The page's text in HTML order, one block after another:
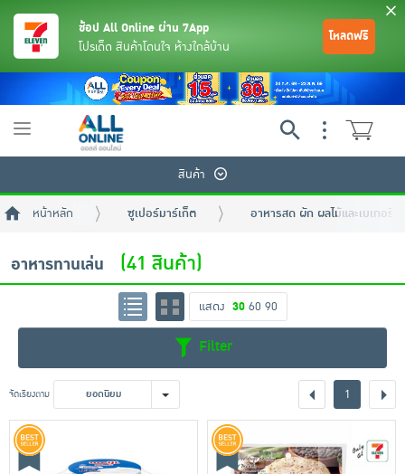
เครื่องดื่มและผงชงดื่ม
เครื่องปรุงรสและของแห้ง
ขนมขบเคี้ยว และช็อคโกแลต
พระเครื่อง test pop
ช้อป All Online ผ่าน 7App
โปรเด็ด สินค้าโดนใจ ห้างใกล้บ้าน
โหลดฟรี
Toggle
สินค้า
หน้าหลัก ซูเปอร์มาร์เก็ต อาหารสด ผัก ผลไม้และเบเกอรี่
อาหารทานเล่น (41 สินค้า)
แสดง 30 60 90
Filter
จัดเรียงตาม ยอดนิยม 1